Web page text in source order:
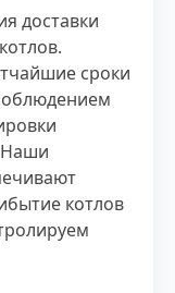
доставки
сроки
Наши
котлов